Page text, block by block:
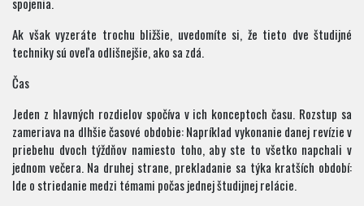
Ak však vyzeráte trochu bližšie, uvedomíte si, že tieto dve študijné
techniky sú oveľa odlišnejšie, ako sa zdá.
Čas
Jeden z hlavných rozdielov spočíva v ich konceptoch času. Rozstup sa
zameriava na dlhšie časové obdobie: Napríklad vykonanie danej revízie v
priebehu dvoch týždňov namiesto toho, aby ste to všetko napchali v
jednom večera. Na druhej strane, prekladanie sa týka kratších období:
Ide o striedanie medzi témami počas jednej študijnej relácie.